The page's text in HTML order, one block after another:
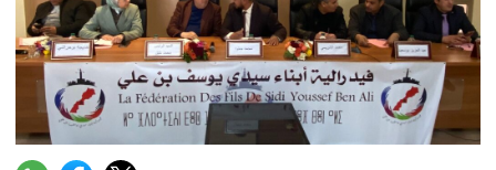
دولية
المرأة
فنية